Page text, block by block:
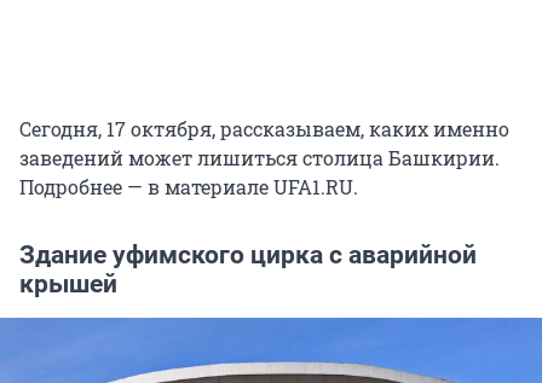
Сегодня, 17 октября, рассказываем, каких именно
заведений может лишиться столица Башкирии.
Подробнее — в материале UFA1.RU.
Здание уфимского цирка с аварийной
крышей